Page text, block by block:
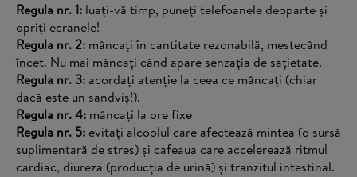
Regula nr. 1: luați-vă timp, puneți telefoanele deoparte și
opriți ecranele!
Regula nr. 2: mâncați în cantitate rezonabilă, mestecând
încet. Nu mai mâncați când apare senzația de sațietate.
Regula nr. 3:acordați atenție la ceea ce mâncați (chiar
dacă este un sandviș!).
Regula nr. 4: mâncați la ore fixe
Regula nr. 5: evitați alcoolul care afectează mintea (o sursă
suplimentară de stres) și cafeaua care accelerează ritmul
cardiac, diureza (producția de urină) și tranzitul intestinal.